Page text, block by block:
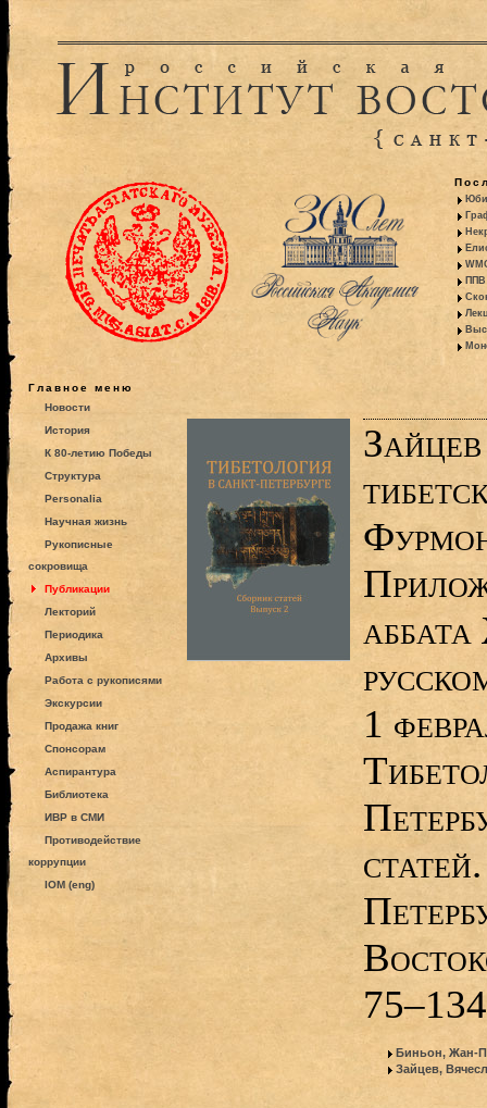
ППВ
Главное меню
Новости
История
К 80-летию Победы
Структура
Personalia
Научная жизнь
Рукописные
сокровища
Публикации
Лекторий
Периодика
Архивы
Работа с рукописями
Экскурсии
Продажа книг
Спонсорам
Аспирантура
Библиотека
ИВР в СМИ
Противодействие
коррупции
IOM (eng)
1
Биньон, Жан-
Зайцев,